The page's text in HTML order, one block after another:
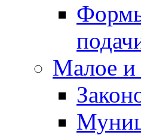
Малое и